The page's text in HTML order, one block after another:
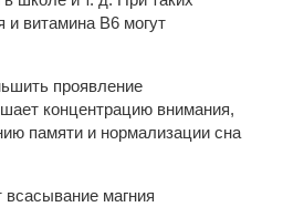
и витамина В6 могут
проявление
концентрацию внимания,
памяти и нормализации сна
магния